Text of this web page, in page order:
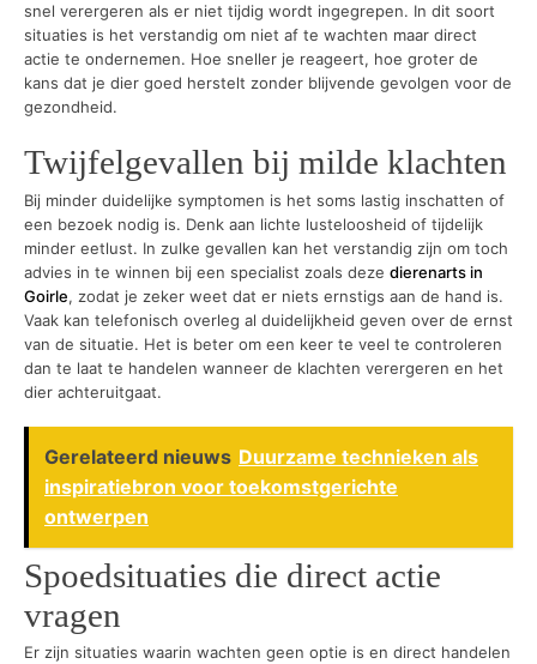
snel verergeren als er niet tijdig wordt ingegrepen. In dit soort
situaties is het verstandig om niet af te wachten maar direct
actie te ondernemen. Hoe sneller je reageert, hoe groter de
kans dat je dier goed herstelt zonder blijvende gevolgen voor de
gezondheid.
Twijfelgevallen bij milde klachten
Bij minder duidelijke symptomen is het soms lastig inschatten of
een bezoek nodig is. Denk aan lichte lusteloosheid of tijdelijk
minder eetlust. In zulke gevallen kan het verstandig zijn om toch
advies in te winnen bij een specialist zoals deze dierenarts in
Goirle, zodat je zeker weet dat er niets ernstigs aan de hand is.
Vaak kan telefonisch overleg al duidelijkheid geven over de ernst
van de situatie. Het is beter om een keer te veel te controleren
dan te laat te handelen wanneer de klachten verergeren en het
dier achteruitgaat.
Gerelateerd nieuws Duurzame technieken als
inspiratiebron voor toekomstgerichte
ontwerpen
Spoedsituaties die direct actie
vragen
Er zijn situaties waarin wachten geen optie is en direct handelen